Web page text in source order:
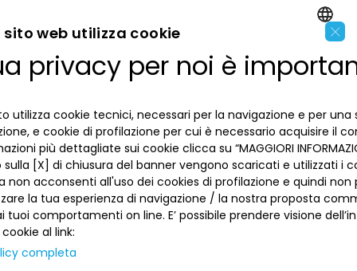
LA BANCA
Dove siamo
Lavora con noi
INFORMAZIONI PER IL CLIENTE
Privacy
La tua scelta sui cookies
Informativa al pubblico
ACCESSIBILITÀ E APP
SEGUICI SUI SOCIAL
ENGLISH
×
sito web utilizza cookie
privacy per noi è
utilizza cookie tecnici, necessari per la navigazione e per una
e cookie di profilazione per cui è necessario acquisire il
più dettagliate sui cookie clicca su “MAGGIORI
[X] di chiusura del banner vengono scaricati e utilizzati i
non acconsenti all'uso dei cookies di profilazione e quindi non
la tua esperienza di navigazione / la nostra proposta
tuoi comportamenti on line. E’ possibile prendere visione
al link:
completa